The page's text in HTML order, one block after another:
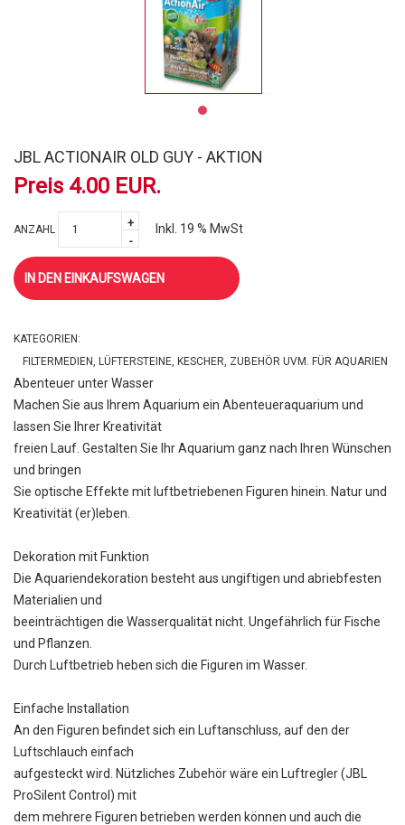
JBL ACTIONAIR OLD GUY - AKTION
Preis 4.00 EUR.
ANZAHL
+
-
Inkl. 19 % MwSt
IN DEN EINKAUFSWAGEN
KATEGORIEN:
FILTERMEDIEN, LÜFTERSTEINE, KESCHER, ZUBEHÖR UVM. FÜR AQUARIEN
Abenteuer unter Wasser
Machen Sie aus Ihrem Aquarium ein Abenteueraquarium und
lassen Sie Ihrer Kreativität
freien Lauf. Gestalten Sie Ihr Aquarium ganz nach Ihren Wünschen
und bringen
Sie optische Effekte mit luftbetriebenen Figuren hinein. Natur und
Kreativität (er)leben.
Dekoration mit Funktion
Die Aquariendekoration besteht aus ungiftigen und abriebfesten
Materialien und
beeinträchtigen die Wasserqualität nicht. Ungefährlich für Fische
und Pflanzen.
Durch Luftbetrieb heben sich die Figuren im Wasser.
Einfache Installation
An den Figuren befindet sich ein Luftanschluss, auf den der
Luftschlauch einfach
aufgesteckt wird. Nützliches Zubehör wäre ein Luftregler (JBL
ProSilent Control) mit
dem mehrere Figuren betrieben werden können und auch die